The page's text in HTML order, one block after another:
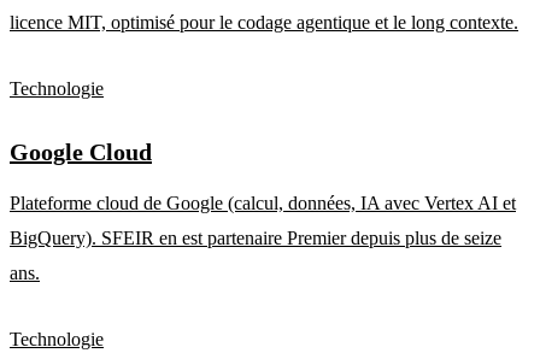
licence MIT, optimisé pour le codage agentique et le long contexte.
Technologie
Google Cloud
Plateforme cloud de Google (calcul, données, IA avec Vertex AI et
BigQuery). SFEIR en est partenaire Premier depuis plus de seize
ans.
Technologie